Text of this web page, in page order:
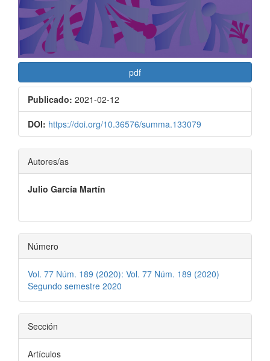
pdf
Publicado: 2021-02-12
DOI: https://doi.org/10.36576/summa.133079
Contenido
principal
del
artículo
Autores/as
Julio García Martín
Número
Vol. 77 Núm. 189 (2020): Vol. 77 Núm. 189 (2020)
Segundo semestre 2020
Sección
Artículos